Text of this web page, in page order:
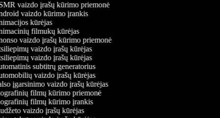
vaizdo įrašų kūrimo priemonė
vaizdo kūrimo įrankis
kūrėjas
filmukų kūrėjas
vaizdo įrašų kūrimo priemonė
vaizdo įrašų kūrėjas
vaizdo įrašų kūrėjas
subtitrų generatorius
vaizdo įrašų kūrėjas
įgarsinimo vaizdo įrašų kūrėjas
filmų kūrimo priemonė
filmų kūrimo įrankis
vaizdo įrašų kūrėjas